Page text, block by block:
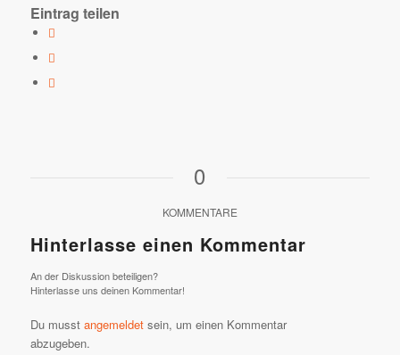
Eintrag teilen
0
KOMMENTARE
Hinterlasse einen Kommentar
An der Diskussion beteiligen?
Hinterlasse uns deinen Kommentar!
Du musst angemeldetsein, um einen Kommentar
abzugeben.